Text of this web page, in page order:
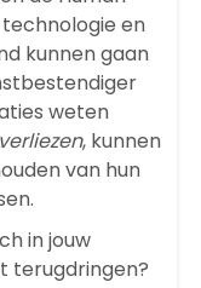
en
kunnen gaan
weten
, kunnen
van hun
in jouw
terugdringen?